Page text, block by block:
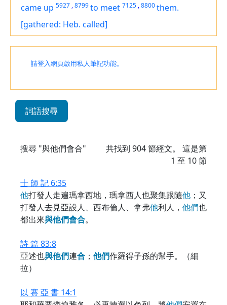
came up 5927 ,8799to meet 7125 ,8800them.
[gathered: Heb. called]
請登入網頁啟用私人筆記功能。
詞語搜尋
搜尋 "與他們會合" 共找到 904節經文。 這是第
1 至 10 節
士 師 記 6:35
他打發人走遍瑪拿西地，瑪拿西人也聚集跟隨他 ；又
打發人去見亞設人、西布倫人、拿弗他利人， 他們也
都出來與他們會合。
詩 篇 83:8
亞述也與他們連合 ； 他們作羅得子孫的幫手。（細
拉）
以 賽 亞 書 14:1